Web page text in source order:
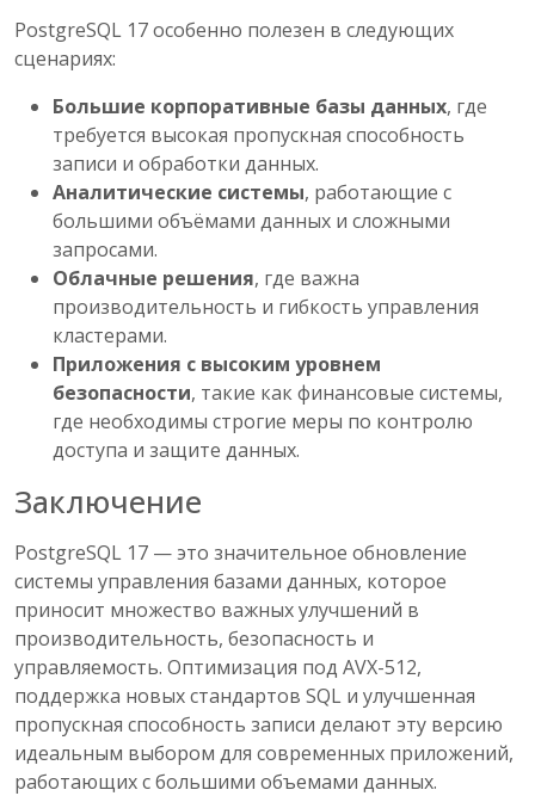
PostgreSQL 17 особенно полезен в следующих
сценариях:
Большие корпоративные базы данных, где
требуется высокая пропускная способность
записи и обработки данных.
Аналитические системы, работающие с
большими объёмами данных и сложными
запросами.
Облачные решения, где важна
производительность и гибкость управления
кластерами.
Приложения с высоким уровнем
безопасности, такие как финансовые системы,
где необходимы строгие меры по контролю
доступа и защите данных.
Заключение
PostgreSQL 17 — это значительное обновление
системы управления базами данных, которое
приносит множество важных улучшений в
производительность, безопасность и
управляемость. Оптимизация под AVX-512,
поддержка новых стандартов SQL и улучшенная
пропускная способность записи делают эту версию
идеальным выбором для современных приложений,
работающих с большими объемами данных.